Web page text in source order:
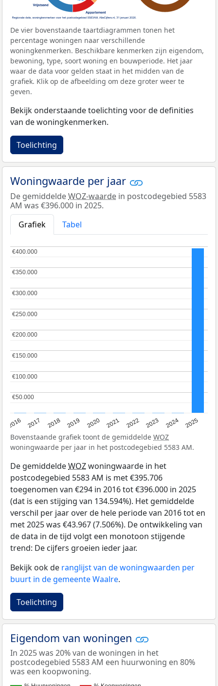
De vier bovenstaande taartdiagrammen tonen het
percentage woningen naar verschillende
woningkenmerken. Beschikbare kenmerken zijn eigendom,
bewoning, type, soort woning en bouwperiode. Het jaar
waar de data voor gelden staat in het midden van de
grafiek. Klik op de afbeelding om deze groter weer te
geven.
Bekijk onderstaande toelichting voor de definities
van de woningkenmerken.
Toelichting
Woningwaarde per jaar
De gemiddeldeWOZ-waarde in postcodegebied 5583
AM was €396.000 in 2025.
Grafiek
Tabel
2016 2017 2018 2019 2020 2021 2022 2023 2024 2025
€50.000
€50.000
€100.000
€100.000
€150.000
€150.000
€200.000
€200.000
€250.000
€250.000
€300.000
€300.000
€350.000
€350.000
€400.000
€400.000
Bovenstaande grafiek toont de gemiddelde WOZ
woningwaarde per jaar in het postcodegebied 5583 AM.
De gemiddeldeWOZwoningwaarde in het
postcodegebied 5583 AM is met €395.706
toegenomen van €294 in 2016 tot €396.000 in 2025
(dat is een stijging van 134.594%). Het gemiddelde
verschil per jaar over de hele periode van 2016 tot en
met 2025 was €43.967 (7.506%). De ontwikkeling van
de data in de tijd volgt een monotoon stijgende
trend: De cijfers groeien ieder jaar.
Bekijk ook de ranglijst van de woningwaarden per
buurt in de gemeente Waalre.
Toelichting
Eigendom van woningen
In 2025 was 20% van de woningen in het
postcodegebied 5583 AM een huurwoning en 80%
was een koopwoning.